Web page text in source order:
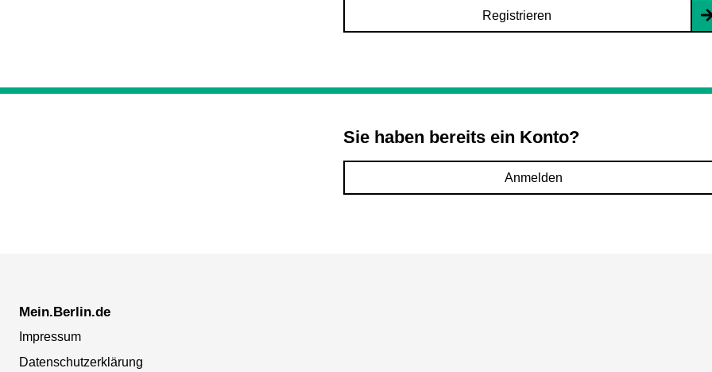
Registrieren
Sie haben bereits ein Konto?
Anmelden
Mein.Berlin.de
Impressum
Datenschutzerklärung